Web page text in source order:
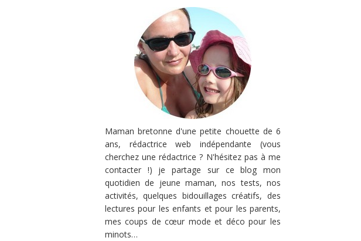
Maman bretonne d'une petite chouette de 6
ans, rédactrice web indépendante (vous
cherchez une rédactrice ? N'hésitez pas à me
contacter !) je partage sur ce blog mon
quotidien de jeune maman, nos tests, nos
activités, quelques bidouillages créatifs, des
lectures pour les enfants et pour les parents,
mes coups de cœur mode et déco pour les
minots…